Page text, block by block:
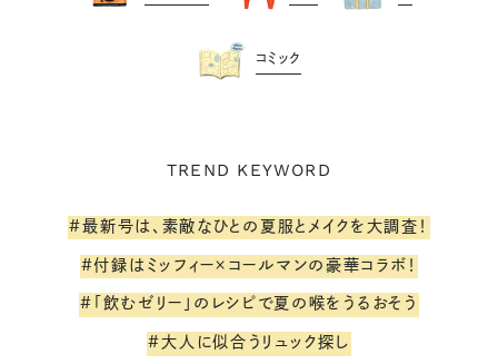
コミック
TREND KEYWORD
#最新号は、素敵なひとの夏服とメイクを大調査！
#付録はミッフィー×コールマンの豪華コラボ！
#「飲むゼリー」のレシピで夏の喉をうるおそう
#大人に似合うリュック探し